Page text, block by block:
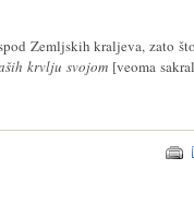
Zemljskih kraljeva, zato
krvlju svojom [veoma